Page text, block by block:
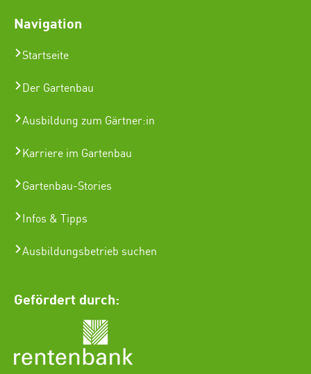
Navigation
Startseite
Der Gartenbau
Ausbildung zum Gärtner:in
Karriere im Gartenbau
Gartenbau-Stories
Infos & Tipps
Ausbildungsbetrieb suchen
Gefördert durch: